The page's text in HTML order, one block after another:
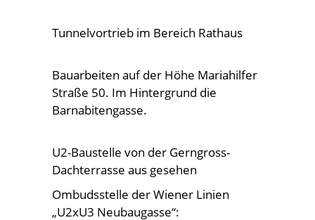
Tunnelvortrieb im Bereich Rathaus
Bauarbeiten auf der Höhe Mariahilfer
Straße 50. Im Hintergrund die
Barnabitengasse.
U2-Baustelle von der Gerngross-
Dachterrasse aus gesehen
Ombudsstelle der Wiener Linien
„U2xU3 Neubaugasse“: